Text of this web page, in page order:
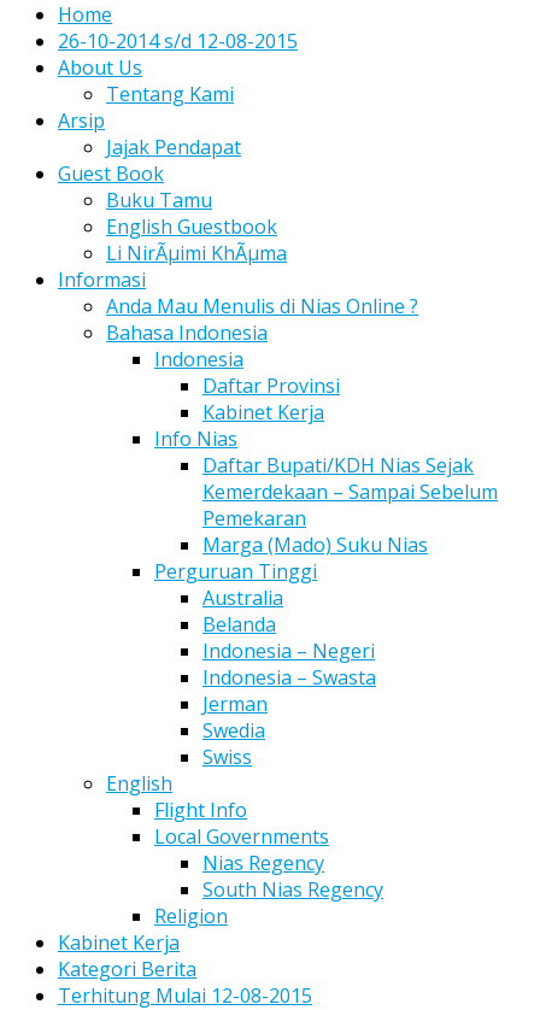
Home
26-10-2014 s/d 12-08-2015
About Us
Tentang Kami
Arsip
Jajak Pendapat
Guest Book
Buku Tamu
English Guestbook
Li NirÃµimi KhÃµma
Informasi
Anda Mau Menulis di Nias Online ?
Bahasa Indonesia
Indonesia
Daftar Provinsi
Kabinet Kerja
Info Nias
Daftar Bupati/KDH Nias Sejak
Kemerdekaan – Sampai Sebelum
Pemekaran
Marga (Mado) Suku Nias
Perguruan Tinggi
Australia
Belanda
Indonesia – Negeri
Indonesia – Swasta
Jerman
Swedia
Swiss
English
Flight Info
Local Governments
Nias Regency
South Nias Regency
Religion
Kabinet Kerja
Kategori Berita
Terhitung Mulai 12-08-2015